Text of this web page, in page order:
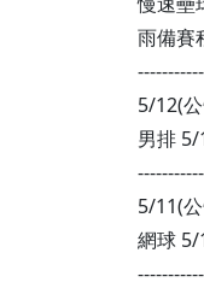
雨備賽
5/12(
男排
5/11(
網球 5/